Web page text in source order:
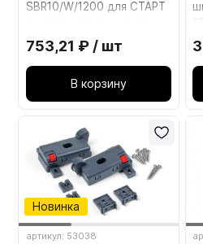
SBR10/W/1200 для СТАРТ
Белый
753,21 ₽ / шт
В корзину
Новинка
артикул: 53038